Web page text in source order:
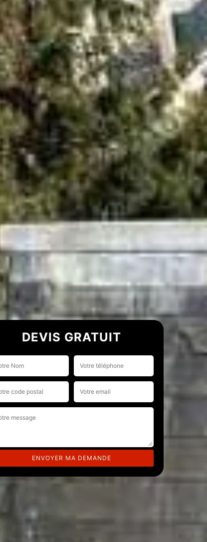
DEVIS GRATUIT